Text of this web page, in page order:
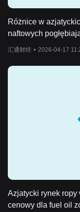
Różnice w
naftowych
lotnicze rośnie, a
汇通财经 • 2026-04-17
Azjatycki rynek ropy
cenowy dla fuel oil